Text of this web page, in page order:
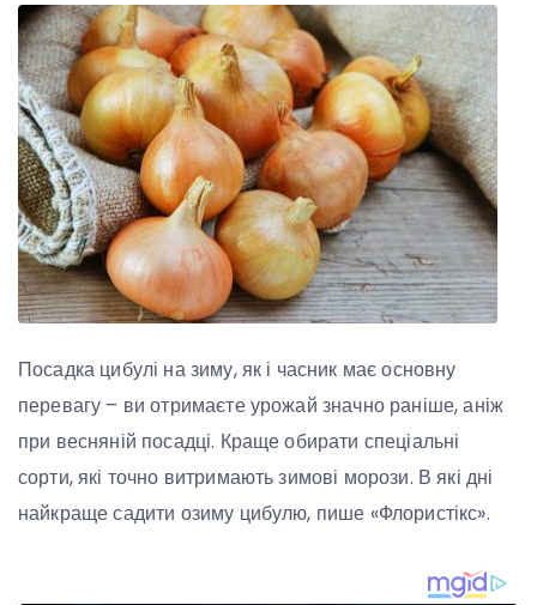
Посадка цибулі на зиму, як і часник має основну
перевагу – ви отримаєте урожай значно раніше, аніж
при весняній посадці. Краще обирати спеціальні
сорти, які точно витримають зимові морози. В які дні
найкраще садити озиму цибулю, пише «Флористікс».